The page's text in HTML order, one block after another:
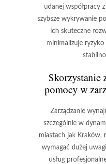
udanej współpracy
szybsze wykrywanie
ich skuteczne
minimalizuje
Skorzystanie
pomocy w
Zarządzanie
szczególnie w
miastach jak Kraków,
wymagać dużej
usług